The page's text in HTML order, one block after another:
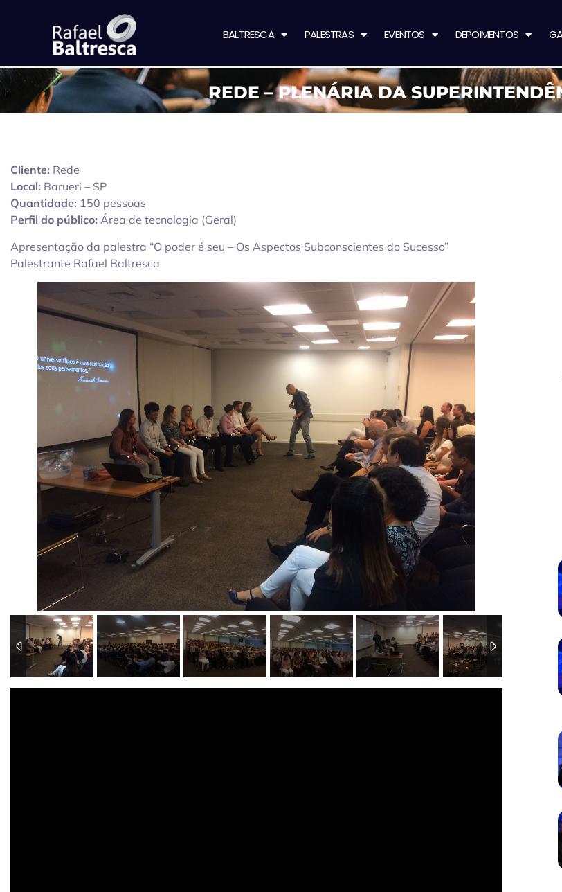
BALTRESCA PALESTRAS EVENTOS DEPOIMENTOS
REDE – PLENÁRIA DA
Cliente: Rede
Local: Barueri – SP
Quantidade: 150 pessoas
Perfil do público: Área de tecnologia (Geral)
Apresentação da palestra “O poder é seu – Os Aspectos Subconscientes do Sucesso”
Palestrante Rafael Baltresca